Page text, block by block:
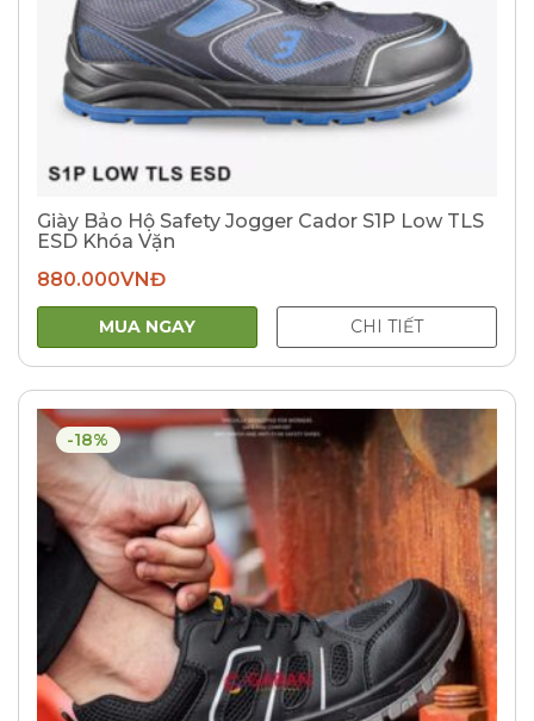
Giày Bảo Hộ Safety Jogger Cador S1P Low TLS
ESD Khóa Vặn
880.000VNĐ
MUA NGAY CHI TIẾT
-18%